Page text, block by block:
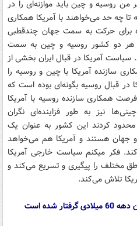
روسیه و چین باید موازنه‌ای را در
چه حد می‌خواهند با آمریکا همکاری
برای حرکت به سمت جهان چندقطبی
هر دو کشور روسیه و چین به سمت
آمریکا در قبال ایران بخشی از
سازنده آمریکا با چین و روسیه را
در قبال روسیه بگونه‌ای بوده است که
همکاری سازنده روسیه با آمریکا
نیز به طور فزاینده‌ای نگران
کردند این کشور به عنوان یک
و جهان هستند و آمریکا هم می‌خواهد
فکر میکنم سیاست خارجی آمریکا
مختلف را پیگیری و تسریع می‌کند و
تلاش می‌کند.
شده است